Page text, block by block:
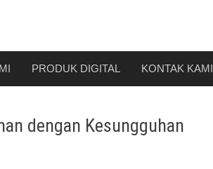
PRODUK DIGITAL KONTAK KAMI
dengan Kesungguhan